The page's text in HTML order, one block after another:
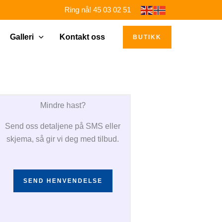
Ring nå! 45 03 02 51
Galleri Kontakt oss BUTIKK
Mindre hast?
Send oss detaljene på SMS eller
skjema, så gir vi deg med tilbud.
SEND HENVENDELSE